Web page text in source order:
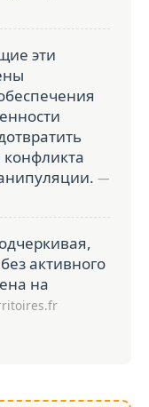
эти
конфликта
—
активного
на